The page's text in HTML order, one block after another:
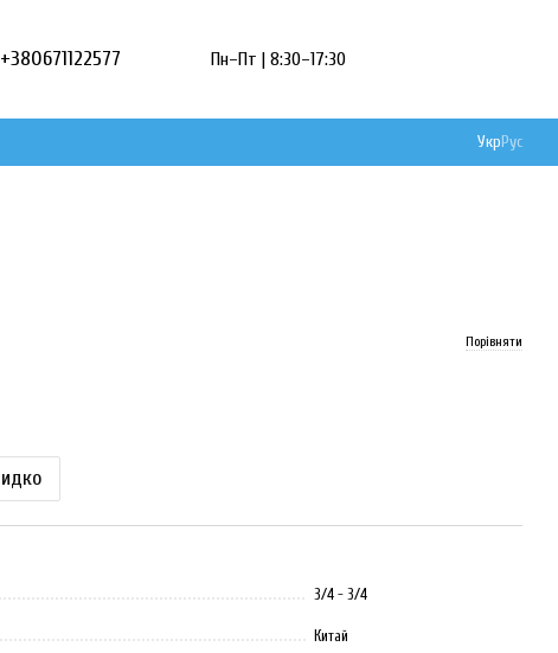
+380671122577 Пн–Пт | 8:30–17:30
УкрРус
Порівняти
3/4 - 3/4
Китай